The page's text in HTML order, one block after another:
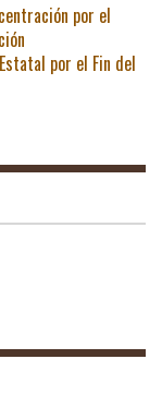
por el
por el Fin del